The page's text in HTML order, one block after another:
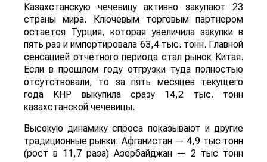
Казахстанскую чечевицу активно закупают 23
страны мира. Ключевым торговым партнером
остается Турция, которая увеличила закупки в
пять раз и импортировала 63,4 тыс. тонн. Главной
сенсацией отчетного периода стал рынок Китая.
Если в прошлом году отгрузки туда полностью
отсутствовали, то за пять месяцев текущего
года КНР выкупила сразу 14,2 тыс. тонн
казахстанской чечевицы.
Высокую динамику спроса показывают и другие
традиционные рынки: Афганистан — 4,9 тыс тонн
(рост в 11,7 раза) Азербайджан — 2 тыс тонн